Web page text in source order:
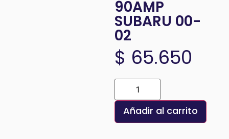
90AMP
SUBARU 00-
02
$ 65.650
Añadir al carrito